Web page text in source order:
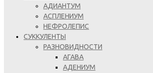
АДИАНТУМ
АСПЛЕНИУМ
НЕФРОЛЕПИС
СУККУЛЕНТЫ
РАЗНОВИДНОСТИ
АГАВА
АДЕНИУМ